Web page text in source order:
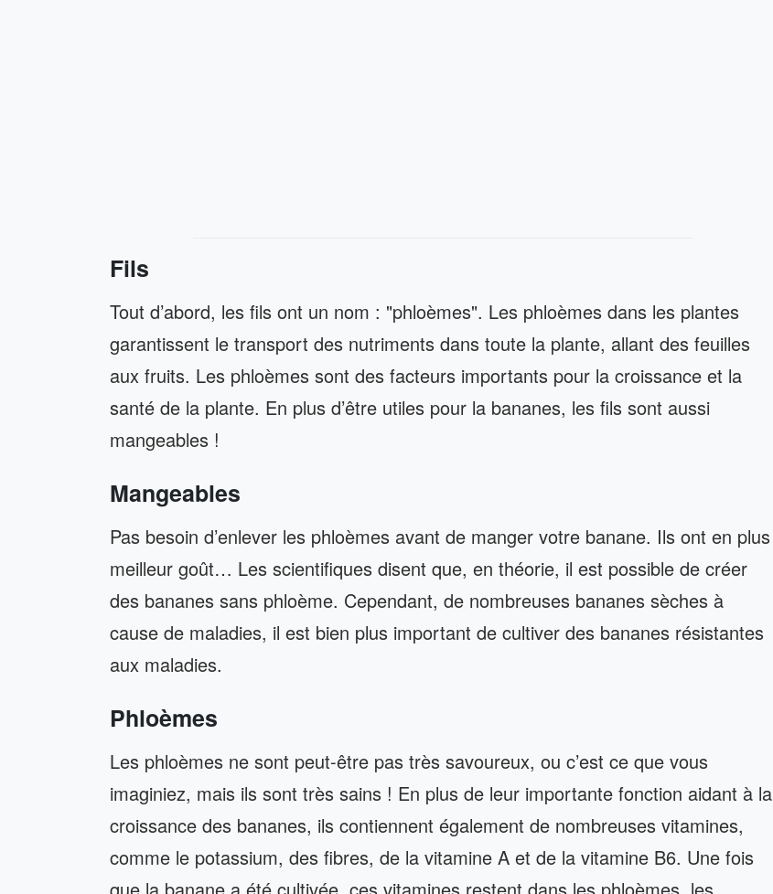
Fils
Tout d’abord, les fils ont un nom : "phloèmes". Les phloèmes dans les plantes
garantissent le transport des nutriments dans toute la plante, allant des feuilles
aux fruits. Les phloèmes sont des facteurs importants pour la croissance et la
santé de la plante. En plus d’être utiles pour la bananes, les fils sont aussi
mangeables !
Mangeables
Pas besoin d’enlever les phloèmes avant de manger votre banane. Ils ont en plus
meilleur goût… Les scientifiques disent que, en théorie, il est possible de créer
des bananes sans phloème. Cependant, de nombreuses bananes sèches à
cause de maladies, il est bien plus important de cultiver des bananes résistantes
aux maladies.
Phloèmes
Les phloèmes ne sont peut-être pas très savoureux, ou c’est ce que vous
imaginiez, mais ils sont très sains ! En plus de leur importante fonction aidant à la
croissance des bananes, ils contiennent également de nombreuses vitamines,
comme le potassium, des fibres, de la vitamine A et de la vitamine B6. Une fois